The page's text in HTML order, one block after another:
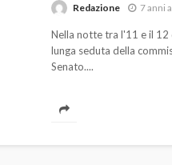
Redazione 7 anni
Nella notte tra l'11 e il 12
lunga seduta della
Senato....